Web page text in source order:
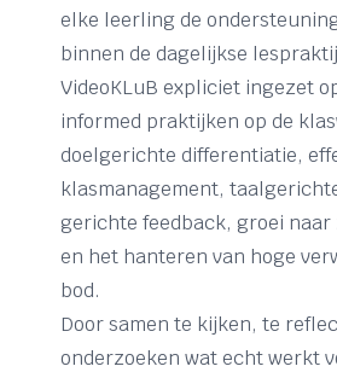
elke leerling de
binnen de dagelijkse
VideoKLuB expliciet ingezet
informed praktijken op de
doelgerichte differentiatie,
klasmanagement,
gerichte feedback, groei
en het hanteren van hoge
bod.
Door samen te kijken, te
onderzoeken wat echt werkt